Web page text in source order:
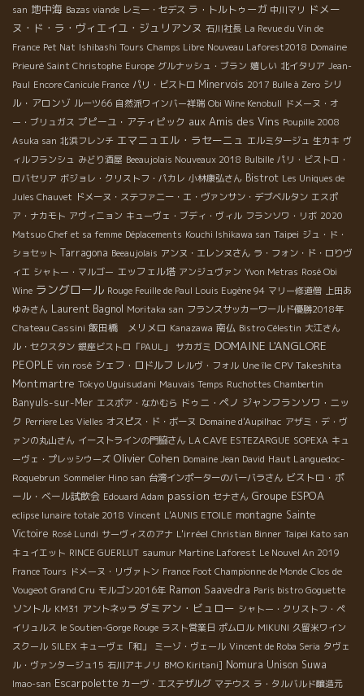
san 地中海 Bazas viande レミー・セデス ラ・トルトゥーガ 中川マリ ドメー
ヌ・ド・ラ・ヴィエイユ・ジュリアンヌ 石川社長 La Revue du Vin de
France Pet Nat Ishibashi Tours Champs Libre Nouveau Laforest2018 Domaine
Prieuré Saint Christophe Europe グルナッシュ・ブラン 嬉しい 北イタリア Jean-
Paul Encore Canicule France パリ・ビストロ Minervois 2017 Bulle à Zero シリ
ル・アロンゾ ルーツ66 自然派ワインバー祥瑞 Obi Wine Kenobull ドメーヌ・オ
ー・ブリュガス プピーユ・アティピック aux Amis des Vins Poupille 2008
Asuka san 北浜フレンチ エマニュエル・ラセーニュ エルミタージュ 生カキ ヴ
ィルフランシュ みどり酒屋 Beeaujolais Nouveaux 2018 Bulbille パリ・ビストロ・
ロバセリア ボジョレ・クリストフ・パカレ 小林康弘さん Bistrot Les Uniques de
Jules Chauvet ドメーヌ・ステファニー・エ・ヴァンサン・デブベルタン エスポ
ア・ナカモト アヴィニョン キューヴェ・ブディ・ヴィル フランソワ・リボ 2020
Matsuo Chef et sa femme Déplacements Kouchi Ishikawa san Taipei ジュ・ド・
ショセット Tarragona Beeaujolais アンヌ・エレンヌさん ラ・フォン・ド・ロりヴ
ィエ シャトー・マルゴー エッフェル塔 アンジュヴァン Yvon Metras Rosé Obi
Wine ラングロール Rouge Feuille de Paul Louis Eugène 94 マリー修道僧 上田あ
ゆみさん Laurent Bagnol Moritaka san フランスサッカーワールド優勝2018年
Chateau Cassini 飯田橋 メリメロ Kanazawa 南仏 Bistro Célestin 大江さん
ル・セクスタン 銀座ビストロ「PAUL」 サカガミ DOMAINE L'ANGLORE
PEOPLE vin rosé シェフ・ロドルフ レルヴ・フォル Une île CPV Takeshita
Montmartre Tokyo Uguisudani Mauvais Temps Ruchottes Chambertin
Banyuls-sur-Mer エスポア・なかむら ドゥニ・ペノ ジャンフランソワ・ニッ
ク Perriere Les Vielles オスピス・ド・ボーヌ Domaine d'Aupilhac アザミ・デ・ヴ
ァンの丸山さん イーストラインの門脇さん LA CAVE ESTEZARGUE SOPEXA キュ
ーヴェ・プレッシウーズ Olivier Cohen Domaine Jean David Haut Languedoc-
Roquebrun Sommelier Hino san 台湾インポーターのバーバラさん ビストロ・ポ
ール・ベール試飲会 Edouard Adam passion セナさん Groupe ESPOA
eclipse lunaire totale 2018 Vincent L'AUNIS ETOILE montagne Sainte
Victoire Rosé Lundi サーヴィスのアナ L'irréel Christian Binner Taipei Kato san
キュイエット RINCE GUERLUT saumur Martine Laforest Le Nouvel An 2019
France Tours ドメーヌ・リヴァトン France Foot Championne de Monde Clos de
Vougeot Grand Cru モルゴン2016年 Ramon Saavedra Paris bistro Goguette
ソントル KM31 アントネッラ ダミアン・ビュロー シャトー・クリストフ・ペ
イリュルス le Soutien-Gorge Rouge ラスト営業日 ポムロル MIKUNI 久留米ワイン
スクール SILEX キューヴェ「和」 ミーゾ・ヴェール Vincent de Roba Seria タヴェ
ル・ヴァンタージュ15 石川アキノリ BMO Kiritani] Nomura Unison Suwa
Imao-san Escarpolette カーヴ・エステザルグ マテウス ラ・タルバルド醸造元